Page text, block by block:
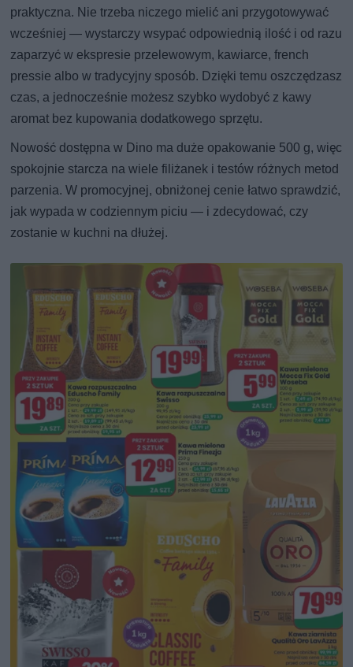
praktyczna. Nie trzeba niczego mielić ani przygotowywać
wcześniej — wystarczy wsypać odpowiednią ilość i od razu
zaparzyć w ekspresie przelewowym, kawiarce, french
pressie albo w tradycyjny sposób. Dzięki temu oszczędzasz
czas, a jednocześnie możesz szybko wydobyć z kawy
aromat bez kupowania dodatkowego sprzętu.
Nowość dostępna w Dino ma duże opakowanie 500 g, więc
spokojnie starcza na wiele filiżanek i testów różnych metod
parzenia. W promocyjnej, obniżonej cenie łatwo sprawdzić,
jak wypada w codziennym piciu — i zdecydować, czy
zostanie w kuchni na dłużej.